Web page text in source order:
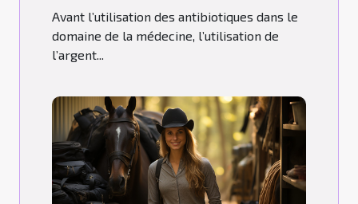
Avant l’utilisation des antibiotiques dans le
domaine de la médecine, l’utilisation de
l’argent...